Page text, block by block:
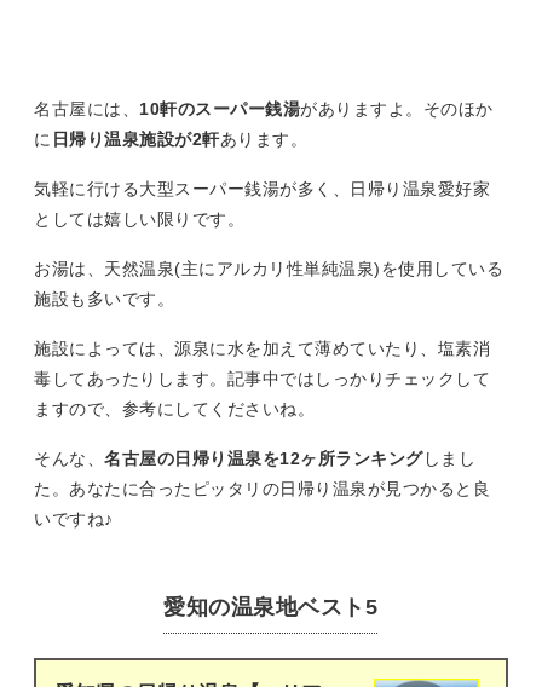
名古屋には、10軒のスーパー銭湯がありますよ。そのほか
に 日帰り温泉施設が2軒あります。
気軽に行ける大型スーパー銭湯が多く、日帰り温泉愛好家
としては嬉しい限りです。
お湯は、天然温泉(主にアルカリ性単純温泉)を使用している
施設も多いです。
施設によっては、源泉に水を加えて薄めていたり、塩素消
毒してあったりします。記事中ではしっかりチェックして
ますので、参考にしてくださいね。
そんな、名古屋の日帰り温泉を12ヶ所ランキングしまし
た。あなたに合ったピッタリの日帰り温泉が見つかると良
いですね♪
愛知の温泉地ベスト5